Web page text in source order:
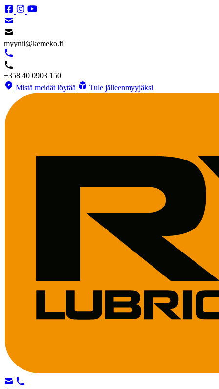
myynti@kemeko.fi
+358 40 0903 150
Mistä meidät löytää
Tule jälleenmyyjäksi